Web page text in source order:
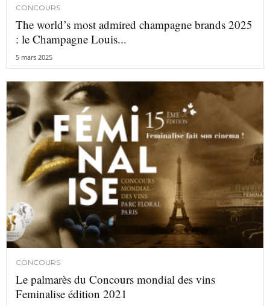
CONCOURS
The world’s most admired champagne brands 2025
: le Champagne Louis...
5 mars 2025
CONCOURS
Le palmarès du Concours mondial des vins
Feminalise édition 2021